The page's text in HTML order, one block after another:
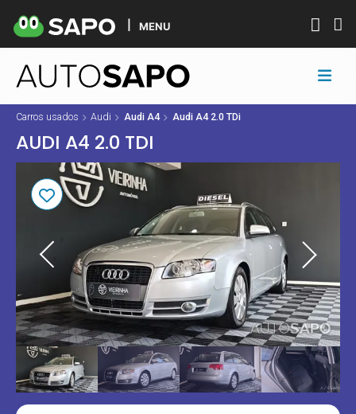
MENU
Carros usados Audi Audi A4 Audi A4 2.0 TDi
AUDI A4 2.0 TDI